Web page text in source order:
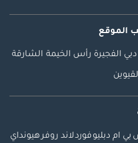
الموقع
دبي الفجيرة رأس الخيمة الشارقة
بي ام دبليوفوردلاند روفرهيونداي